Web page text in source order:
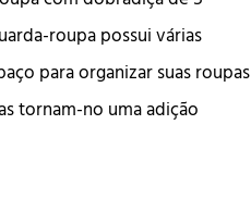
roupa possui várias
para organizar suas roupas
tornam-no uma adição